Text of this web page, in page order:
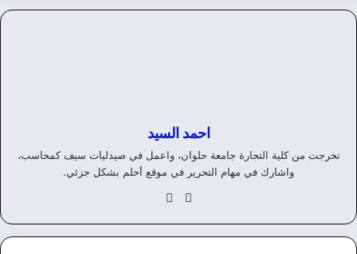
احمد السيد
تخرجت من كلية التجارة جامعة حلوان، واعمل في صيدليات سيف كمحاسب،
واشارك في مهام التحرير في موقع أحلم بشكل جزئي.
موق
الويوك